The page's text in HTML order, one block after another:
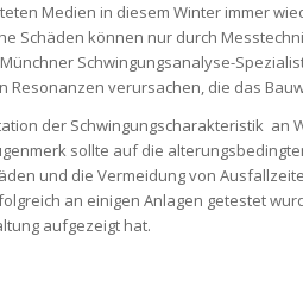
Medien in diesem Winter immer
Schäden können nur durch
Schwingungsanalyse-
verursachen, die das
der Schwingungscharakteristik an
sollte auf die
und die Vermeidung von
an einigen Anlagen getestet
aufgezeigt hat.